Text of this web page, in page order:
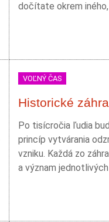
dočítate okrem
VOĽNÝ ČAS
Historické
Po tisícročia ľudia
princíp vytvárania
vzniku. Každá zo
a význam jednotlivých